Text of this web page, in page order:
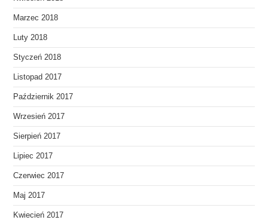
Marzec 2018
Luty 2018
Styczeń 2018
Listopad 2017
Październik 2017
Wrzesień 2017
Sierpień 2017
Lipiec 2017
Czerwiec 2017
Maj 2017
Kwiecień 2017